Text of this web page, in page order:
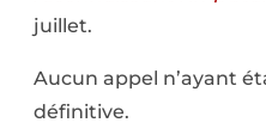
juillet.
Aucun appel n’ayant
définitive.